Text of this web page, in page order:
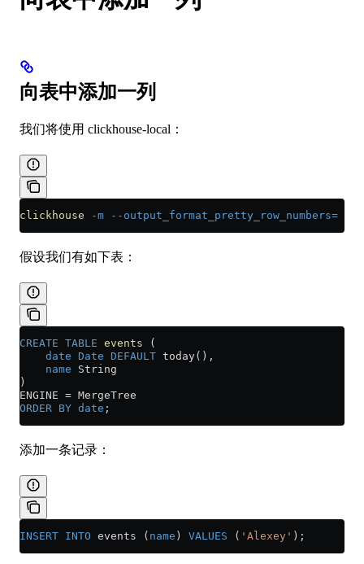
向表中添加一列
我们将使用 clickhouse-local：
clickhouse -m --output_format_pretty_row_numbers=
假设我们有如下表：
CREATE TABLE events (
    date
Date DEFAULT today(),
    name
String
)
ENGINE = MergeTree
ORDER BY date ;
添加一条记录：
INSERT INTO events ( name ) VALUES ( 'Alexey' );